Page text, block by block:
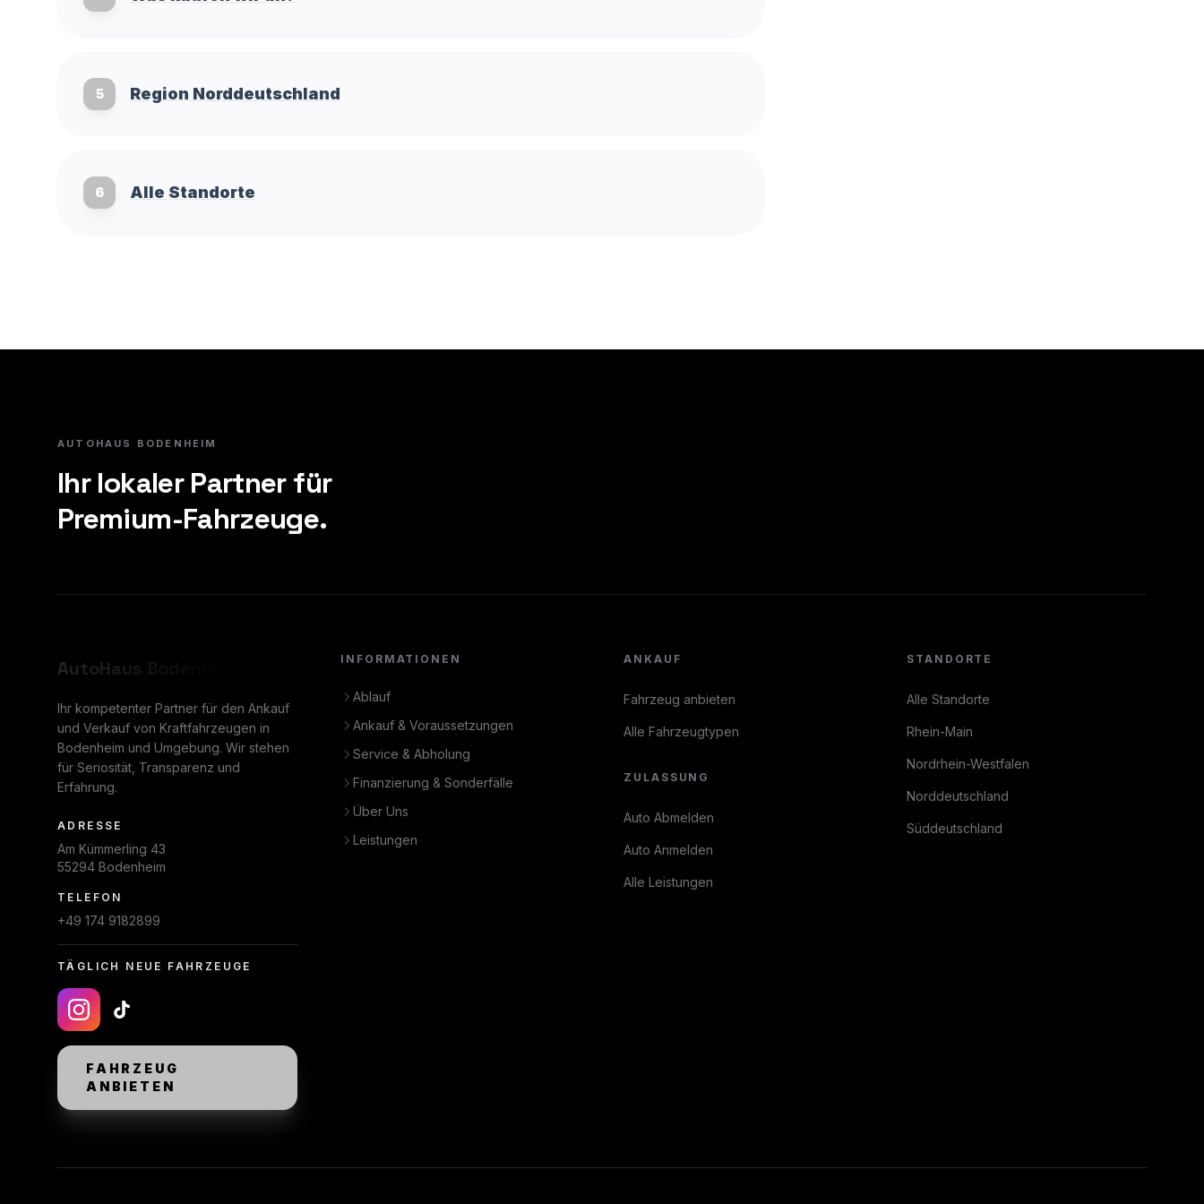
5 Region Norddeutschland
6 Alle Standorte
AUTOHAUS BODENHEIM
Ihr lokaler Partner für
Premium-Fahrzeuge.
AutoHaus
Ihr kompetenter Partner für den Ankauf
und Verkauf von Kraftfahrzeugen in
Bodenheim und Umgebung. Wir stehen
für Seriosität, Transparenz und
Erfahrung.
ADRESSE
Am Kümmerling 43
55294 Bodenheim
TELEFON
+49 174 9182899
TÄGLICH NEUE FAHRZEUGE
FAHRZEUG
ANBIETEN
INFORMATIONEN
Ablauf
Ankauf & Voraussetzungen
Service & Abholung
Finanzierung & Sonderfälle
Über Uns
Leistungen
ANKAUF
Fahrzeug anbieten
Alle Fahrzeugtypen
ZULASSUNG
Auto Abmelden
Auto Anmelden
Alle Leistungen
STANDORTE
Alle Standorte
Rhein-Main
Nordrhein-Westfalen
Norddeutschland
Süddeutschland